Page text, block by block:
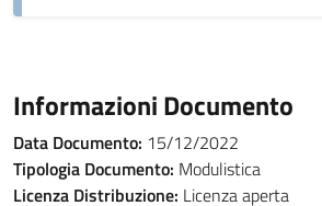
Informazioni Documento
Data Documento: 15/12/2022
Tipologia Documento: Modulistica
Licenza Distribuzione: Licenza aperta